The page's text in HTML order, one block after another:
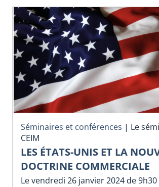
Séminaires et conférences | Le
CEIM
LES ÉTATS-UNIS ET LA
DOCTRINE COMMERCIALE
Le vendredi 26 janvier 2024 de 9h30